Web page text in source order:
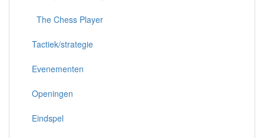
The Chess Player
Tactiek/strategie
Evenementen
Openingen
Eindspel